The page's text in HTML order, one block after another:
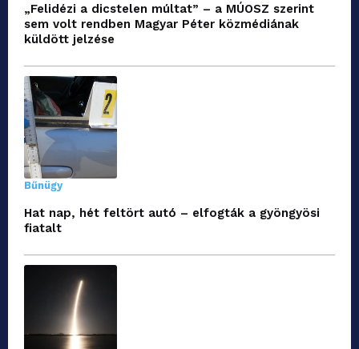
„Felidézi a dicstelen múltat” – a MÚOSZ szerint
sem volt rendben Magyar Péter közmédiának
küldött jelzése
Bűnügy
Hat nap, hét feltört autó – elfogták a gyöngyösi
fiatalt